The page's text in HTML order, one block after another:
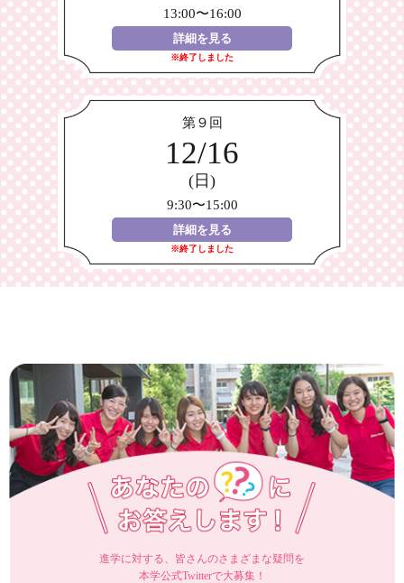
13:00〜16:00
詳細を見る
※終了しました
第９回
12/16
(日)
9:30〜15:00
詳細を見る
※終了しました
進学に対する、皆さんのさまざまな疑問を
本学公式Twitterで大募集！